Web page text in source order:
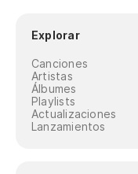
Explorar
Canciones
Artistas
Álbumes
Playlists
Actualizaciones
Lanzamientos